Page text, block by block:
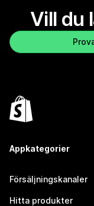
Vill du
Appkategorier
Försäljningskanaler
Hitta produkter